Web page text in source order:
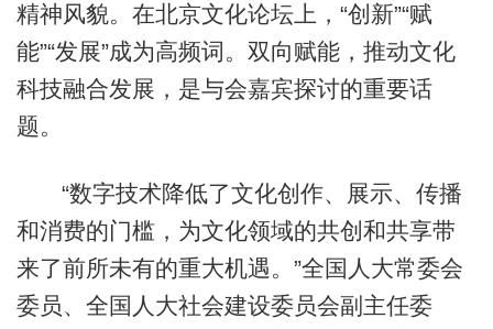
精神风貌。在北京文化论坛上，“创新”“赋
能”“发展”成为高频词。双向赋能，推动文化
科技融合发展，是与会嘉宾探讨的重要话
题。
“数字技术降低了文化创作、展示、传播
和消费的门槛，为文化领域的共创和共享带
来了前所未有的重大机遇。”全国人大常委会
委员、全国人大社会建设委员会副主任委